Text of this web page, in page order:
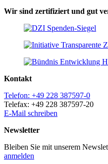
Wir sind zertifiziert und gut
Kontakt
Telefon: +49 228 387597-0
Telefax: +49 228 387597-20
E-Mail schreiben
Newsletter
Bleiben Sie mit unserem
anmelden